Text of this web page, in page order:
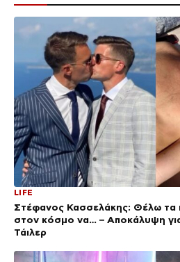
LIFE
Στέφανος Κασσελάκης: Θέλω τα
στον κόσμο να… – Αποκάλυψη
Τάιλερ